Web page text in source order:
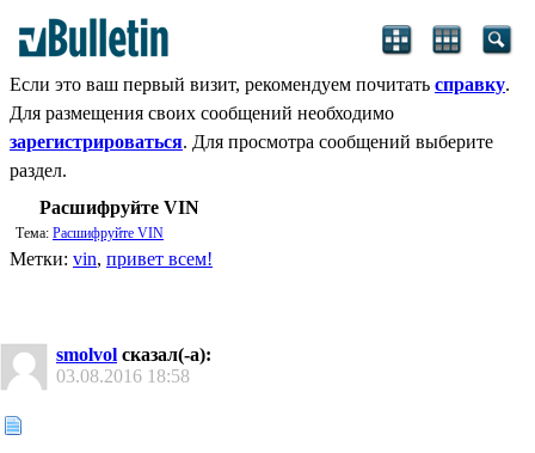
Если это ваш первый визит, рекомендуем почитать справку.
Для размещения своих сообщений необходимо
зарегистрироваться. Для просмотра сообщений выберите
раздел.
Расшифруйте VIN
Тема: Расшифруйте VIN
Метки: vin, привет всем!
smolvol сказал(-а):
03.08.2016 18:58